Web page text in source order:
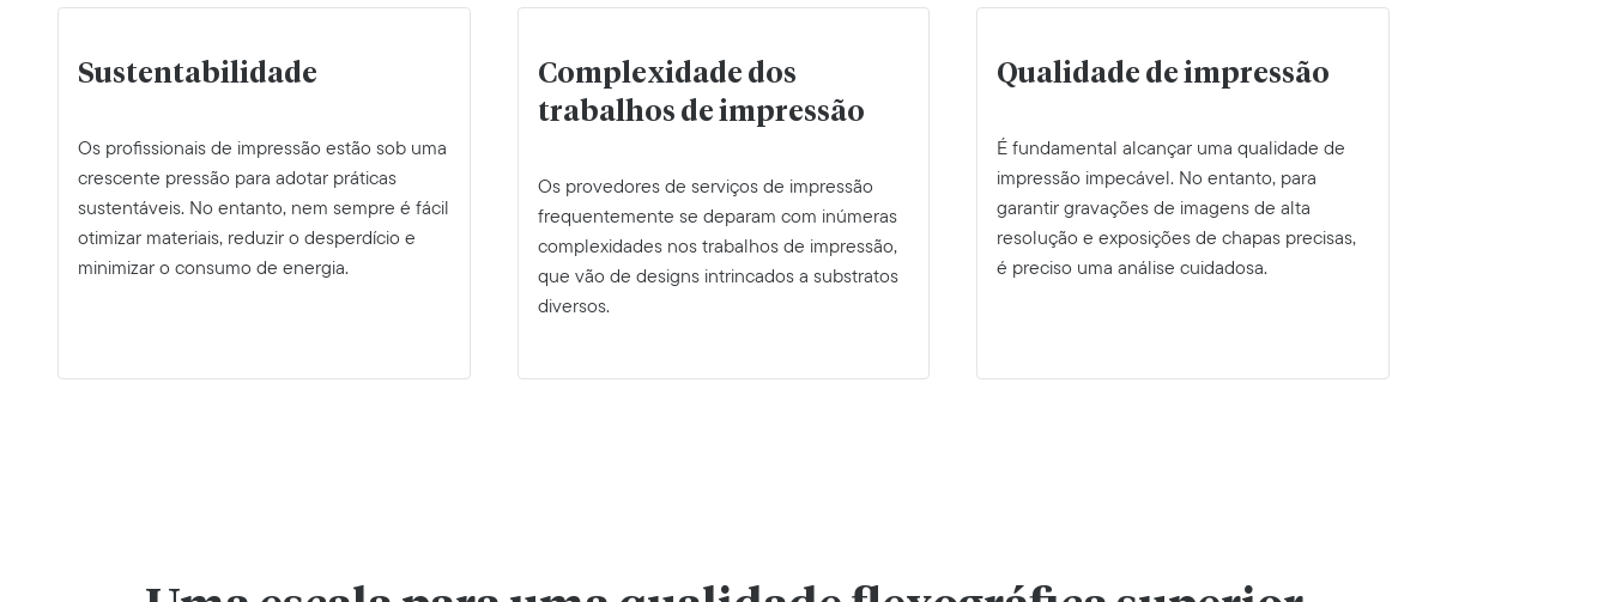
Sustentabilidade
Os profissionais de impressão estão sob uma
crescente pressão para adotar práticas
sustentáveis. No entanto, nem sempre é fácil
otimizar materiais, reduzir o desperdício e
minimizar o consumo de energia.
Complexidade dos
trabalhos de impressão
Os provedores de serviços de impressão
frequentemente se deparam com inúmeras
complexidades nos trabalhos de impressão,
que vão de designs intrincados a substratos
diversos.
Qualidade de impressão
É fundamental alcançar uma qualidade de
impressão impecável. No entanto, para
garantir gravações de imagens de alta
resolução e exposições de chapas precisas,
é preciso uma análise cuidadosa.